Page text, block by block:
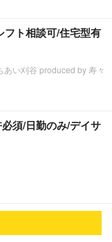
フト相談可/住宅型有
い刈谷 produced by 寿々
須/日勤のみ/デイサ